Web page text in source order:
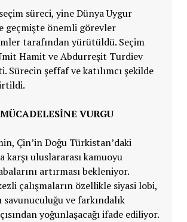
süreci, yine Dünya Uygur
geçmişte önemli görevler
tarafından yürütüldü. Seçim
Hamit ve Abdurreşit Turdiev
Sürecin şeffaf ve katılımcı şekilde
VURGU
Çin’in Doğu Türkistan’daki
karşı uluslararası kamuoyu
artırması bekleniyor.
çalışmaların özellikle siyasi lobi,
savunuculuğu ve farkındalık
yoğunlaşacağı ifade ediliyor.